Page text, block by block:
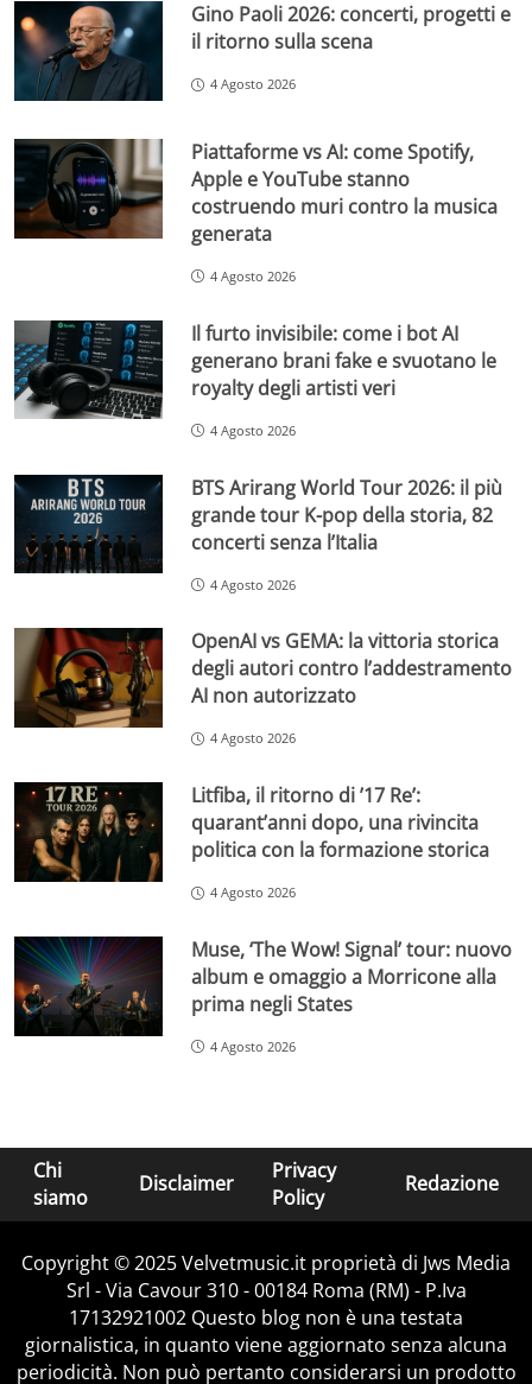
Gino Paoli 2026: concerti, progetti e
il ritorno sulla scena
4 Agosto 2026
Piattaforme vs AI: come Spotify,
Apple e YouTube stanno
costruendo muri contro la musica
generata
4 Agosto 2026
Il furto invisibile: come i bot AI
generano brani fake e svuotano le
royalty degli artisti veri
4 Agosto 2026
BTS Arirang World Tour 2026: il più
grande tour K-pop della storia, 82
concerti senza l’Italia
4 Agosto 2026
OpenAI vs GEMA: la vittoria storica
degli autori contro l’addestramento
AI non autorizzato
4 Agosto 2026
Litfiba, il ritorno di ’17 Re’:
quarant’anni dopo, una rivincita
politica con la formazione storica
4 Agosto 2026
Muse, ‘The Wow! Signal’ tour: nuovo
album e omaggio a Morricone alla
prima negli States
4 Agosto 2026
Chi
siamo
Disclaimer
Privacy
Policy
Redazione
Copyright © 2025 Velvetmusic.it proprietà di Jws Media
Srl - Via Cavour 310 - 00184 Roma (RM) - P.Iva
17132921002 Questo blog non è una testata
giornalistica, in quanto viene aggiornato senza alcuna
periodicità. Non può pertanto considerarsi un prodotto